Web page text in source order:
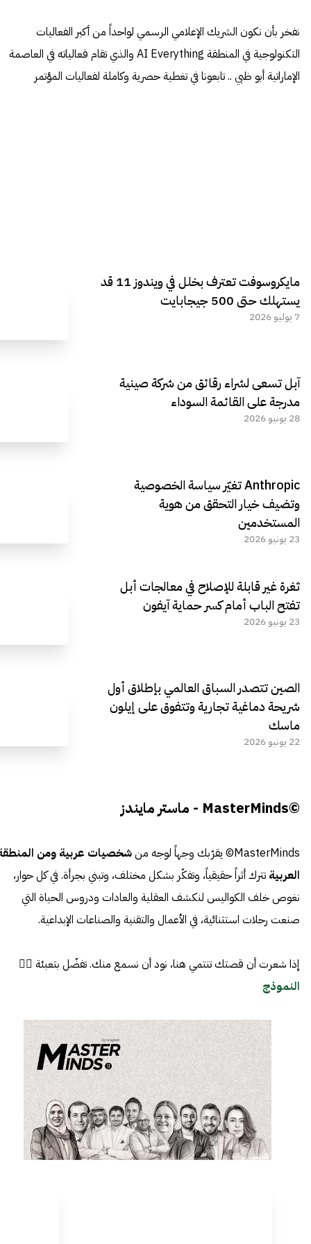
نفخر بأن نكون الشريك الإعلامي الرسمي لواحداً من أكبر الفعاليات
التكنولوجية في المنطقة AI Everything والذي تقام فعالياته في العاصمة
الإماراتية أبو ظبي .. تابعونا في تغطية حصرية وكاملة لفعاليات المؤتمر
مايكروسوفت تعترف بخلل في ويندوز 11 قد
يستهلك حتى 500 جيجابايت
7 يوليو 2026
آبل تسعى لشراء رقائق من شركة صينية
مدرجة على القائمة السوداء
28 يونيو 2026
Anthropic تغيّر سياسة الخصوصية
وتضيف خيار التحقق من هوية
المستخدمين
23 يونيو 2026
ثغرة غير قابلة للإصلاح في معالجات أبل
تفتح الباب أمام كسر حماية آيفون
23 يونيو 2026
الصين تتصدر السباق العالمي بإطلاق أول
شريحة دماغية تجارية وتتفوق على إيلون
ماسك
22 يونيو 2026
©MasterMinds - ماستر مايندز
MasterMinds© يقرّبك وجهاً لوجه من
شخصيات عربية ومن
العربية تترك أثراً حقيقياً، وتفكّر بشكل مختلف، وتبني بجرأة. في كل حوار،
نغوص خلف الكواليس لنكشف العقلية والعادات ودروس الحياة التي
صنعت رحلات استثنائية، في الأعمال والتقنية والصناعات الإبداعية.
إذا شعرت أن قصتك تنتمي هنا، نود أن نسمع منك. تفضّل بتعبئة 👈🏼
النموذج